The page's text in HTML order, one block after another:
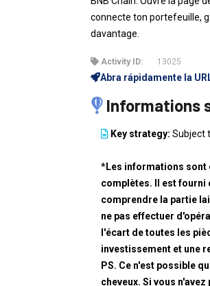
connecte ton portefeuille,
davantage.
Activity ID: 13025
Abra rápidamente la
Informations
Key strategy: Subject
*Les informations sont
complètes. Il est fourni
comprendre la partie
ne pas effectuer
l'écart de toutes les
investissement et une
PS. Ce n'est possible
cheveux. Si vous